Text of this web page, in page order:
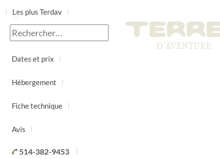
Les plus Terdav
Jour par jour
Dates et prix
Hébergement
Fiche technique
Avis
514-382-9453